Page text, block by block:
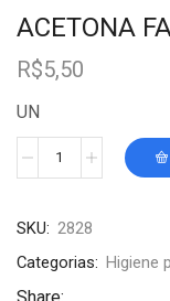
ACETONA
R$5,50
UN
SKU: 2828
Categorias: Higiene